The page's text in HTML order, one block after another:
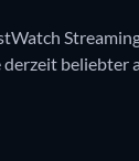
beliebter